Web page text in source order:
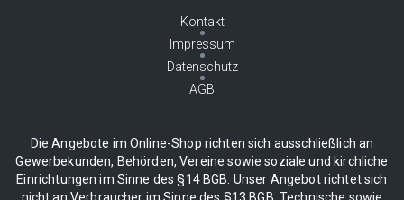
Kontakt
Impressum
Datenschutz
AGB
Die Angebote im Online-Shop richten sich ausschließlich an
Gewerbekunden, Behörden, Vereine sowie soziale und kirchliche
Einrichtungen im Sinne des §14 BGB. Unser Angebot richtet sich